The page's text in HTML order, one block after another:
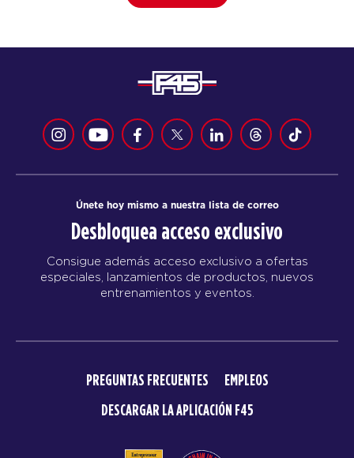
Únete hoy mismo a nuestra lista de correo
Desbloquea acceso exclusivo
Consigue además acceso exclusivo a ofertas
especiales, lanzamientos de productos, nuevos
entrenamientos y eventos.
PREGUNTAS FRECUENTES
EMPLEOS
DESCARGAR LA APLICACIÓN F45